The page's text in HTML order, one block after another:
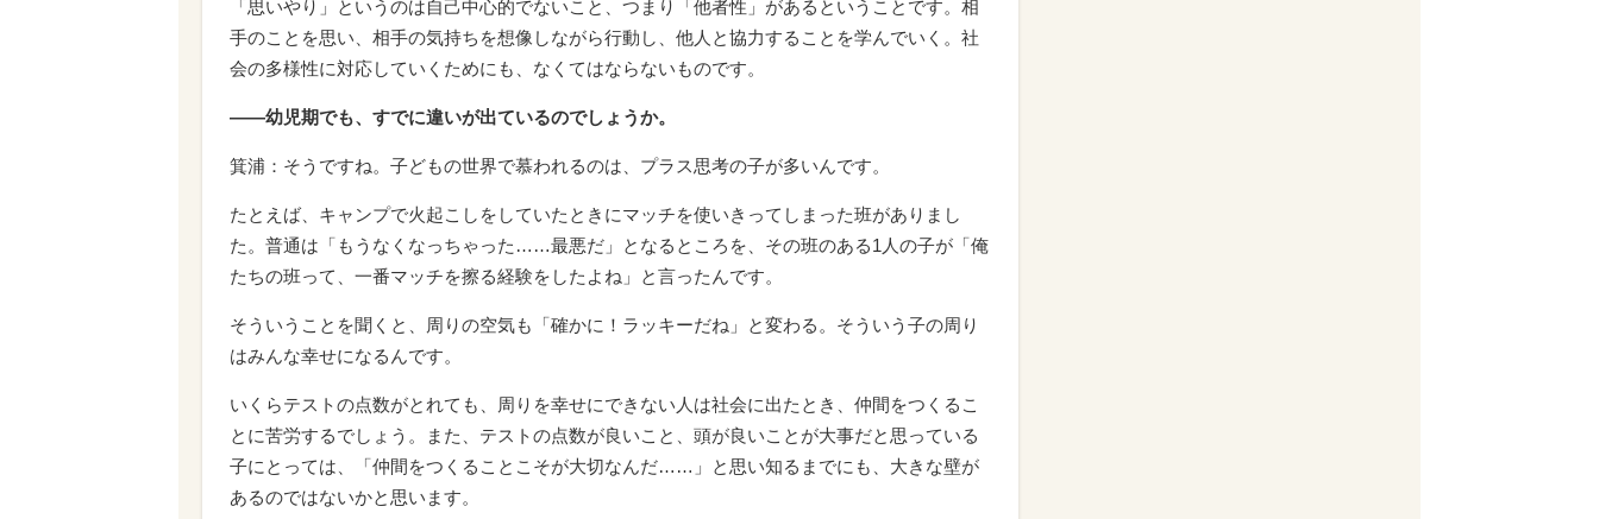
「思いやり」というのは自己中心的でないこと、つまり「他者性」があるということです。相
手のことを思い、相手の気持ちを想像しながら行動し、他人と協力することを学んでいく。社
会の多様性に対応していくためにも、なくてはならないものです。
――幼児期でも、すでに違いが出ているのでしょうか。
箕浦：そうですね。子どもの世界で慕われるのは、プラス思考の子が多いんです。
たとえば、キャンプで火起こしをしていたときにマッチを使いきってしまった班がありまし
た。普通は「もうなくなっちゃった……最悪だ」となるところを、その班のある1人の子が「俺
たちの班って、一番マッチを擦る経験をしたよね」と言ったんです。
そういうことを聞くと、周りの空気も「確かに！ラッキーだね」と変わる。そういう子の周り
はみんな幸せになるんです。
いくらテストの点数がとれても、周りを幸せにできない人は社会に出たとき、仲間をつくるこ
とに苦労するでしょう。また、テストの点数が良いこと、頭が良いことが大事だと思っている
子にとっては、「仲間をつくることこそが大切なんだ……」と思い知るまでにも、大きな壁が
あるのではないかと思います。